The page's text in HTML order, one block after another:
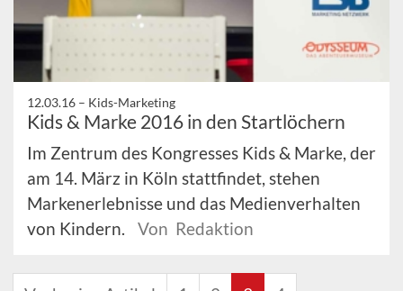
12.03.16 – Kids-Marketing
Kids & Marke 2016 in den Startlöchern
Im Zentrum des Kongresses Kids & Marke, der
am 14. März in Köln stattfindet, stehen
Markenerlebnisse und das Medienverhalten
von Kindern.
Von Redaktion